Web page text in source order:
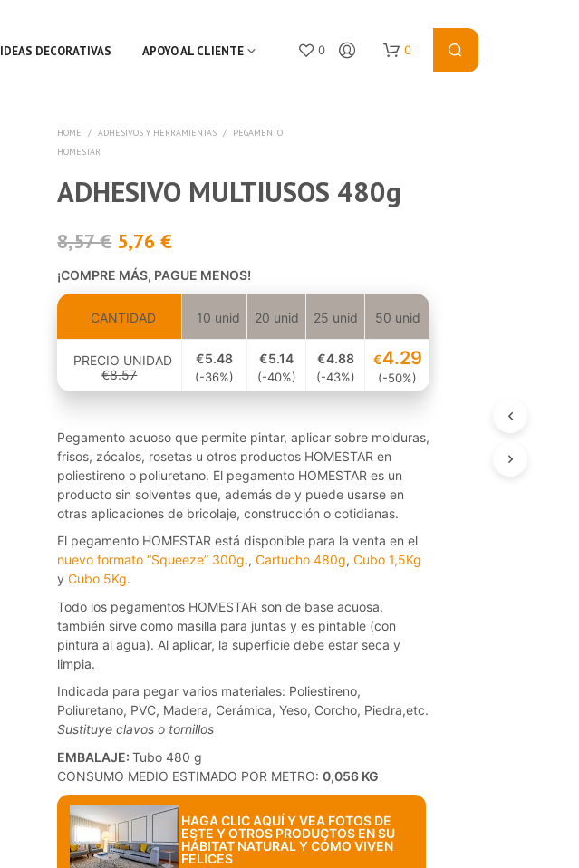
IDEAS DECORATIVAS APOYO AL CLIENTE 0 0
HOME / ADHESIVOS Y HERRAMIENTAS /
PEGAMENTO
HOMESTAR
ADHESIVO MULTIUSOS 480g
8,57€ 5,76€
¡COMPRE MÁS, PAGUE MENOS!
CANTIDAD 10 unid 20 unid 25 unid 50 unid
PRECIO UNIDAD
€8.57
€5.48
(-36%)
€5.14
(-40%)
€4.88
(-43%)
€4.29
(-50%)
Pegamento acuoso que permite pintar, aplicar sobre molduras,
frisos, zócalos, rosetas u otros productos HOMESTAR en
poliestireno o poliuretano. El pegamento HOMESTAR es un
producto sin solventes que, además de y puede usarse en
otras aplicaciones de bricolaje, construcción o cotidianas.
El pegamento HOMESTAR está disponible para la venta en el
nuevo formato “Squeeze” 300g.,Cartucho 480g,Cubo 1,5Kg
yCubo 5Kg.
Todo los pegamentos HOMESTAR son de base acuosa,
también sirve como masilla para juntas y es pintable (con
pintura al agua). Al aplicar, la superficie debe estar seca y
limpia.
Indicada para pegar varios materiales: Poliestireno,
Poliuretano, PVC, Madera, Cerámica, Yeso, Corcho, Piedra,etc.
Sustituye clavos o tornillos
EMBALAJE:Tubo 480 g
CONSUMO MEDIO ESTIMADO POR METRO:0,056 KG
HAGA CLIC AQUÍ Y VEA FOTOS DE
ESTE Y OTROS PRODUCTOS EN SU
HÁBITAT NATURAL Y CÓMO VIVEN
FELICES